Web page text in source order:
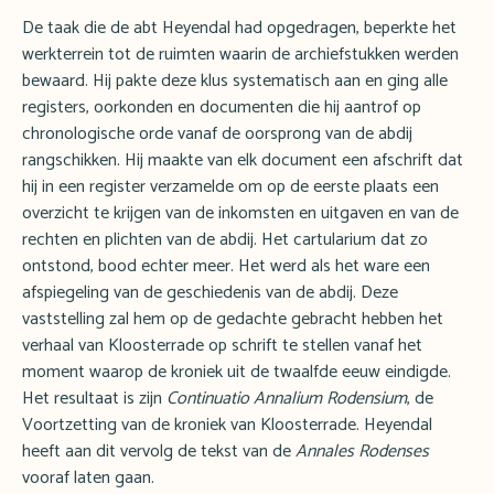
De taak die de abt Heyendal had opgedragen, beperkte het
werkterrein tot de ruimten waarin de archiefstukken werden
bewaard. Hij pakte deze klus systematisch aan en ging alle
registers, oorkonden en documenten die hij aantrof op
chronologische orde vanaf de oorsprong van de abdij
rangschikken. Hij maakte van elk document een afschrift dat
hij in een register verzamelde om op de eerste plaats een
overzicht te krijgen van de inkomsten en uitgaven en van de
rechten en plichten van de abdij. Het cartularium dat zo
ontstond, bood echter meer. Het werd als het ware een
afspiegeling van de geschiedenis van de abdij. Deze
vaststelling zal hem op de gedachte gebracht hebben het
verhaal van Kloosterrade op schrift te stellen vanaf het
moment waarop de kroniek uit de twaalfde eeuw eindigde.
Het resultaat is zijn Continuatio Annalium Rodensium, de
Voortzetting van de kroniek van Kloosterrade. Heyendal
heeft aan dit vervolg de tekst van deAnnales Rodenses
vooraf laten gaan.